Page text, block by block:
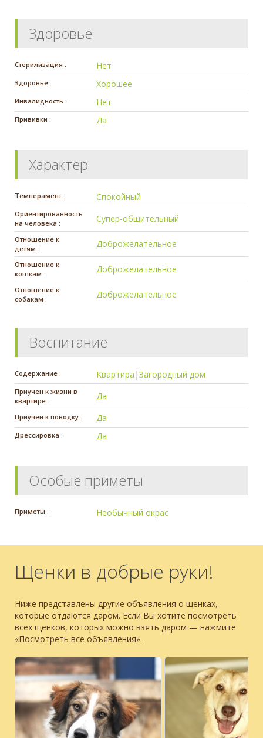
Здоровье
Стерилизация : Нет
Здоровье : Хорошее
Инвалидность : Нет
Прививки : Да
Характер
Темперамент : Спокойный
Ориентированность
на человека :
Супер-общительный
Отношение к
детям :
Доброжелательное
Отношение к
кошкам :
Доброжелательное
Отношение к
собакам :
Доброжелательное
Воспитание
Содержание : Квартира |Загородный дом
Приучен к жизни в
квартире :
Да
Приучен к поводку : Да
Дрессировка : Да
Особые приметы
Приметы : Необычный окрас
Щенки в добрые руки!
Ниже представлены другие объявления о щенках,
которые отдаются даром. Если Вы хотите посмотреть
всех щенков, которых можно взять даром — нажмите
«Посмотреть все объявления».